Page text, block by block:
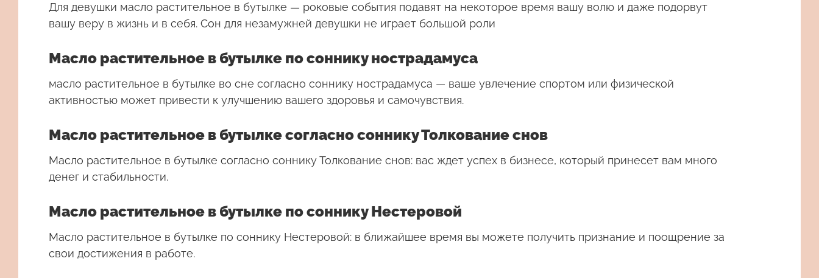
Для девушки масло растительное в бутылке — роковые события подавят на некоторое время вашу волю и даже подорвут
вашу веру в жизнь и в себя. Сон для незамужней девушки не играет большой роли
Масло растительное в бутылке по соннику нострадамуса
масло растительное в бутылке во сне согласно соннику нострадамуса — ваше увлечение спортом или физической
активностью может привести к улучшению вашего здоровья и самочувствия.
Масло растительное в бутылке согласно соннику Толкование снов
Масло растительное в бутылке согласно соннику Толкование снов: вас ждет успех в бизнесе, который принесет вам много
денег и стабильности.
Масло растительное в бутылке по соннику Нестеровой
Масло растительное в бутылке по соннику Нестеровой: в ближайшее время вы можете получить признание и поощрение за
свои достижения в работе.